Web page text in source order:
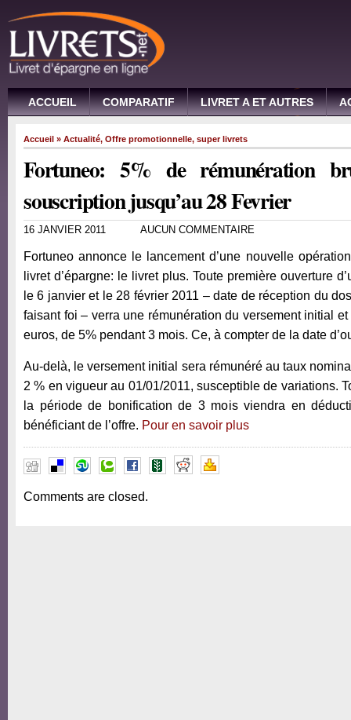
ACCUEIL COMPARATIF LIVRET A ET AUTRES
Accueil » Actualité, Offre promotionnelle, super livrets
Fortuneo: 5% de rémunération
souscription jusqu’au 28 Fevrier
16 JANVIER 2011 AUCUN COMMENTAIRE
Fortuneo annonce le lancement d’une nouvelle
livret d’épargne: le livret plus. Toute première ouverture
le 6 janvier et le 28 février 2011 – date de réception du
faisant foi – verra une rémunération du versement initial
euros, de 5% pendant 3 mois. Ce, à compter de la date
Au-delà, le versement initial sera rémunéré au taux
2 % en vigueur au 01/01/2011, susceptible de variations.
la période de bonification de 3 mois viendra en
bénéficiant de l’offre. Pour en savoir plus
Comments are closed.